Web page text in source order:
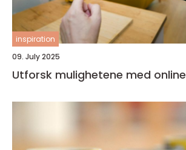
inspiration
09. July 2025
Utforsk mulighetene med